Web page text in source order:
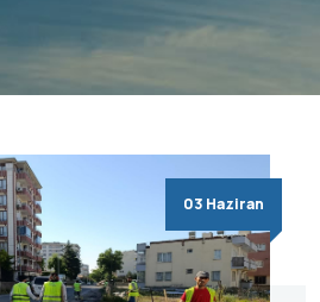
03 Haziran